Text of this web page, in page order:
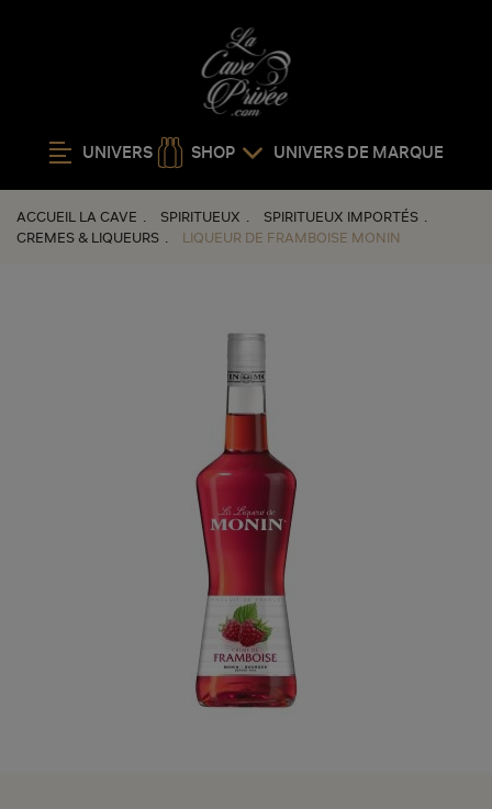
UNIVERS SHOP UNIVERS DE MARQUE
ACCUEIL LA CAVE SPIRITUEUX
SPIRITUEUX IMPORTÉS
CREMES & LIQUEURS
LIQUEUR DE FRAMBOISE MONIN